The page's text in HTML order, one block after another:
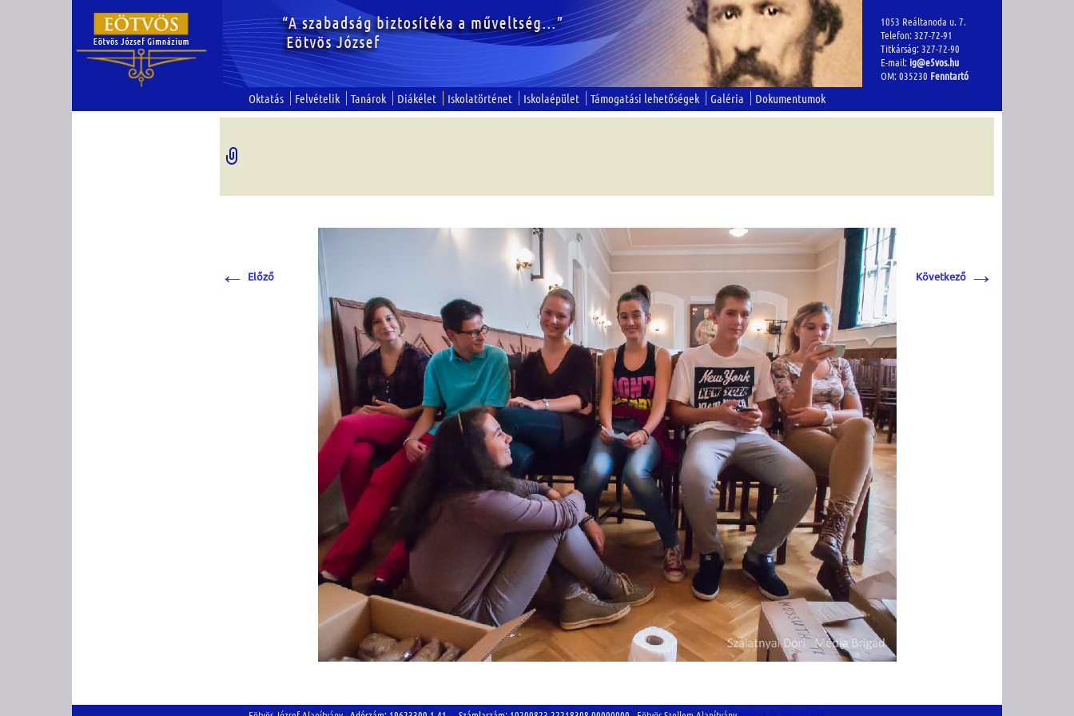
1053 Reáltanoda u. 7.
Telefon: 327-72-91
Titkárság: 327-72-90
E-mail: ig@e5vos.hu
OM: 035230 Fenntartó
Oktatás Felvételik Tanárok Diákélet Iskolatörténet Iskolaépület Támogatási lehetőségek Galéria Dokumentumok
← Előző Következő →